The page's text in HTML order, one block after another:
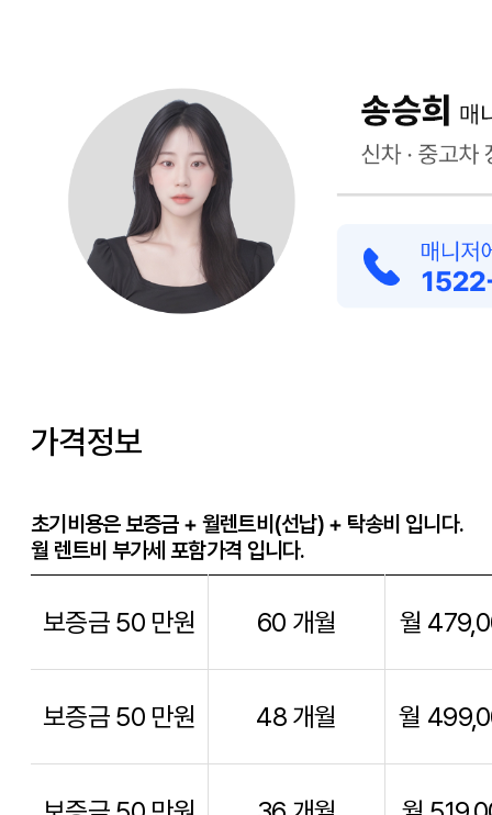
가격정보
초기비용은 보증금 + 월렌트비(선납) + 탁송비 입니다.
월 렌트비 부가세 포함가격 입니다.
보증금 50 만원 60 개월 월
보증금 50 만원 48 개월 월